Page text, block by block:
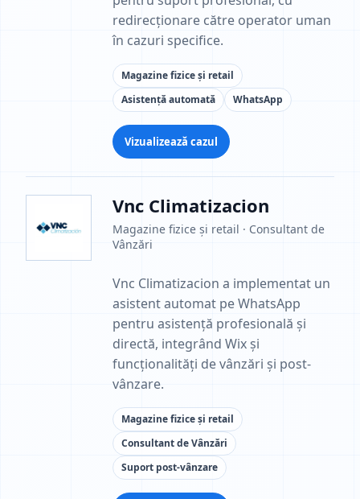
redirecționare către operator uman
în cazuri specifice.
Magazine fizice și retail
Asistență automată
WhatsApp
Vizualizează cazul
Vnc Climatizacion
Magazine fizice și retail · Consultant de
Vânzări
Vnc Climatizacion a implementat un
asistent automat pe WhatsApp
pentru asistență profesională și
directă, integrând Wix și
funcționalități de vânzări și post-
vânzare.
Magazine fizice și retail
Consultant de Vânzări
Suport post-vânzare